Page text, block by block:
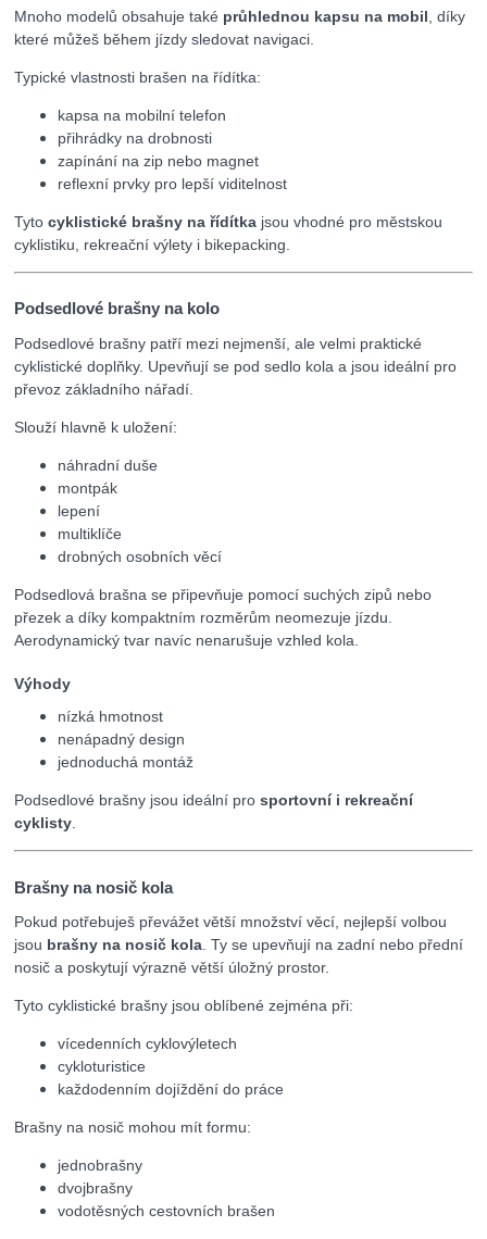
Mnoho modelů obsahuje také průhlednou kapsu na mobil , díky
které můžeš během jízdy sledovat navigaci.
Typické vlastnosti brašen na řídítka:
kapsa na mobilní telefon
přihrádky na drobnosti
zapínání na zip nebo magnet
reflexní prvky pro lepší viditelnost
Tytocyklistické brašny na řídítka jsou vhodné pro městskou
cyklistiku, rekreační výlety i bikepacking.
Podsedlové brašny na kolo
Podsedlové brašny patří mezi nejmenší, ale velmi praktické
cyklistické doplňky. Upevňují se pod sedlo kola a jsou ideální pro
převoz základního nářadí.
Slouží hlavně k uložení:
náhradní duše
montpák
lepení
multiklíče
drobných osobních věcí
Podsedlová brašna se připevňuje pomocí suchých zipů nebo
přezek a díky kompaktním rozměrům neomezuje jízdu.
Aerodynamický tvar navíc nenarušuje vzhled kola.
Výhody
nízká hmotnost
nenápadný design
jednoduchá montáž
Podsedlové brašny jsou ideální prosportovní i rekreační
cyklisty
Brašny na nosič kola
Pokud potřebuješ převážet větší množství věcí, nejlepší volbou
jsou brašny na nosič kola. Ty se upevňují na zadní nebo přední
nosič a poskytují výrazně větší úložný prostor.
Tyto cyklistické brašny jsou oblíbené zejména při:
vícedenních cyklovýletech
cykloturistice
každodenním dojíždění do práce
Brašny na nosič mohou mít formu:
jednobrašny
dvojbrašny
vodotěsných cestovních brašen